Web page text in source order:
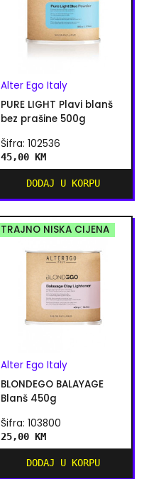
Alter Ego Italy
PURE LIGHT Plavi blanš
bez prašine 500g
Šifra: 102536
45,00 KM
DODAJ U KORPU
TRAJNO NISKA CIJENA
Alter Ego Italy
BLONDEGO BALAYAGE
Blanš 450g
Šifra: 103800
25,00 KM
DODAJ U KORPU